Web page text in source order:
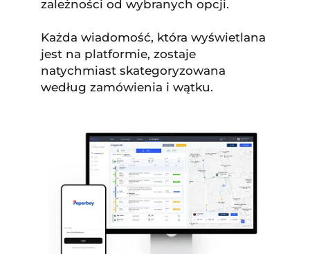
zależności od wybranych opcji.
Każda wiadomość, która wyświetlana
jest na platformie, zostaje
natychmiast skategoryzowana
według zamówienia i wątku.